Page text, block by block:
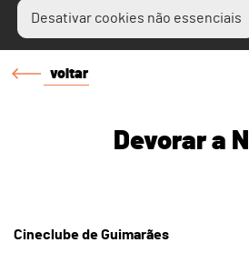
Desativar cookies não essenciais
voltar
Devorar a
Cineclube de Guimarães